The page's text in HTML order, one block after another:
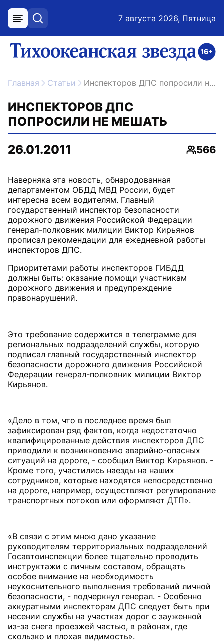
меню поиск 7 августа 2026, Пятница
ссылка на главную
Главная Статьи Инспекторов ДПС попросили не мешать
ИНСПЕКТОРОВ ДПС
ПОПРОСИЛИ НЕ МЕШАТЬ
26.01.2011
566
Наверняка эта новость, обнародованная
департаментом ОБДД МВД России, будет
интересна всем водителям. Главный
государственный инспектор безопасности
дорожного движения Российской Федерации
генерал-полковник милиции Виктор Кирьянов
прописал рекомендации для ежедневной работы
Приоритетами работы инспекторов ГИБДД
должны быть: оказание помощи участникам
дорожного движения и предупреждение
правонарушений.
Это требование содержится в телеграмме для
региональных подразделений службы, которую
подписал главный государственный инспектор
безопасности дорожного движения Российской
Федерации генерал-полковник милиции Виктор
Кирьянов.
«Дело в том, что в последнее время был
зафиксирован ряд фактов, когда недостаточно
квалифицированные действия инспекторов ДПС
приводили к возникновению аварийно-опасных
ситуаций на дороге, - сообщил Виктор Кирьянов. -
Кроме того, участились наезды на наших
сотрудников, которые находятся непосредственно
на дороге, например, осуществляют регулирование
транспортных потоков или оформляют ДТП».
«В связи с этим мною дано указание
руководителям территориальных подразделений
Госавтоинспекции более тщательно проводить
инструктажи с личным составом, обращать
особое внимание на необходимость
неукоснительного выполнения требований личной
безопасности, - подчеркнул генерал. - Особенно
аккуратными инспекторам ДПС следует быть при
несении службы на участках дорог с зауженной
из-за снега проезжей частью, в районах, где
скользко и плохая видимость».